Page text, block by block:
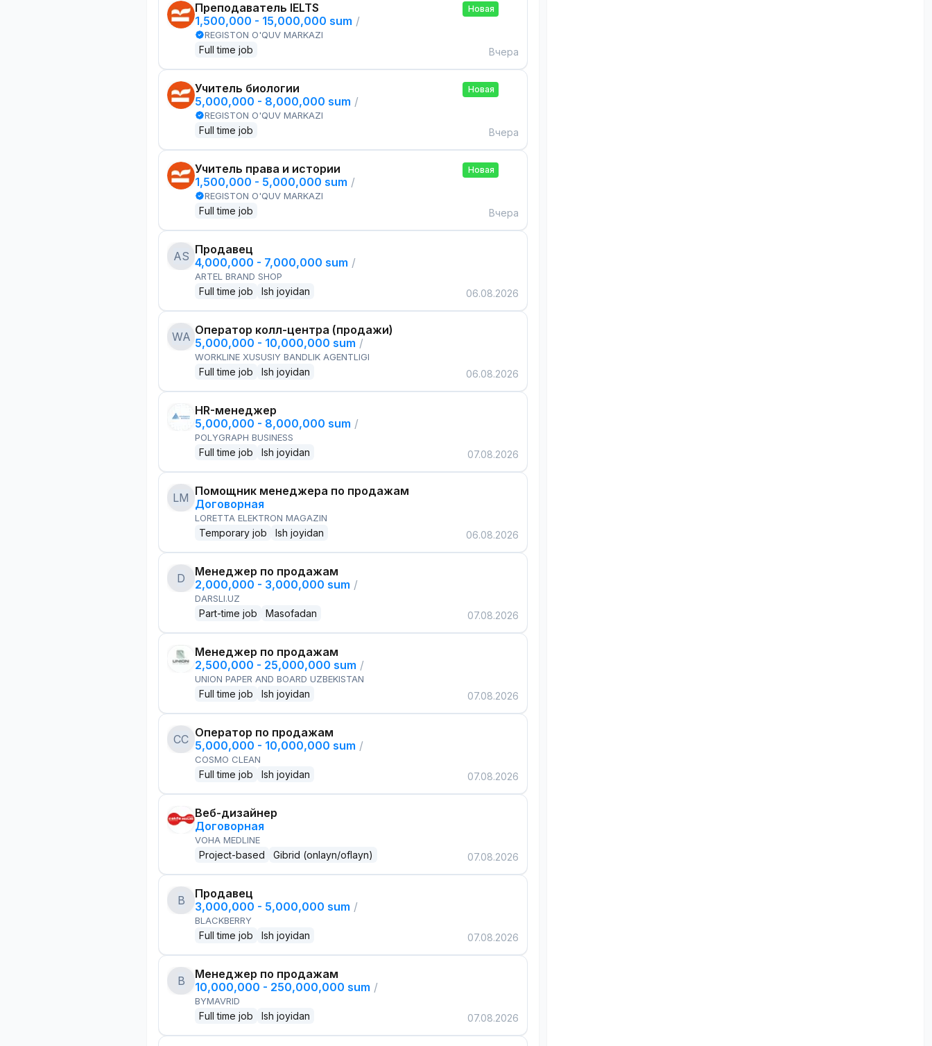
Преподаватель IELTS
1,500,000 - 15,000,000 sum /
REGISTON O'QUV MARKAZI
Full time job
Новая
Вчера
Учитель биологии
5,000,000 - 8,000,000 sum /
REGISTON O'QUV MARKAZI
Full time job
Новая
Вчера
Учитель права и истории
1,500,000 - 5,000,000 sum /
REGISTON O'QUV MARKAZI
Full time job
Новая
Вчера
AS Продавец
4,000,000 - 7,000,000 sum /
ARTEL BRAND SHOP
Full time job Ish joyidan 06.08.2026
WA Оператор колл-центра (продажи)
5,000,000 - 10,000,000 sum /
WORKLINE XUSUSIY BANDLIK AGENTLIGI
Full time job Ish joyidan 06.08.2026
HR-менеджер
5,000,000 - 8,000,000 sum /
POLYGRAPH BUSINESS
Full time job Ish joyidan 07.08.2026
LM Помощник менеджера по продажам
Договорная
LORETTA ELEKTRON MAGAZIN
Temporary job Ish joyidan 06.08.2026
D
Менеджер по продажам
2,000,000 - 3,000,000 sum /
DARSLI.UZ
Part-time job Masofadan 07.08.2026
Менеджер по продажам
2,500,000 - 25,000,000 sum /
UNION PAPER AND BOARD UZBEKISTAN
Full time job Ish joyidan 07.08.2026
CC Оператор по продажам
5,000,000 - 10,000,000 sum /
COSMO CLEAN
Full time job Ish joyidan 07.08.2026
Веб-дизайнер
Договорная
VOHA MEDLINE
Project-based Gibrid (onlayn/oflayn) 07.08.2026
B
Продавец
3,000,000 - 5,000,000 sum /
BLACKBERRY
Full time job Ish joyidan 07.08.2026
B
Менеджер по продажам
10,000,000 - 250,000,000 sum /
BYMAVRID
Full time job Ish joyidan 07.08.2026